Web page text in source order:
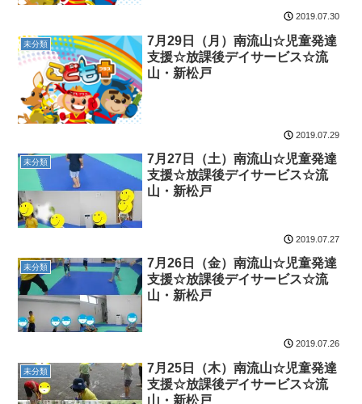
2019.07.30
未分類
7月29日（月）南流山☆児童発達
支援☆放課後デイサービス☆流
山・新松戸
2019.07.29
未分類
7月27日（土）南流山☆児童発達
支援☆放課後デイサービス☆流
山・新松戸
2019.07.27
未分類
7月26日（金）南流山☆児童発達
支援☆放課後デイサービス☆流
山・新松戸
2019.07.26
未分類
7月25日（木）南流山☆児童発達
支援☆放課後デイサービス☆流
山・新松戸